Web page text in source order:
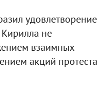
удовлетворение
Кирилла не
взаимных
акций протеста